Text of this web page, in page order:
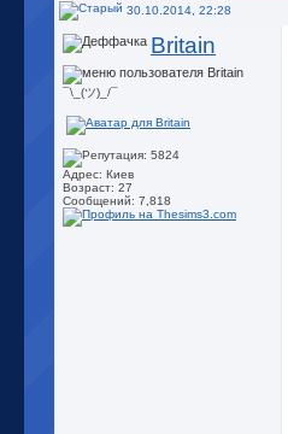
30.10.2014, 22:28
Britain
¯\_(ツ)_/¯
Адрес: Киев
Возраст: 27
Сообщений: 7,818